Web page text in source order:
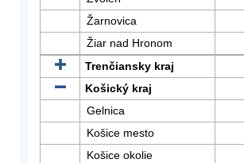
Žarnovica
Žiar nad Hronom
Trenčiansky kraj
Košický kraj
Gelnica
Košice mesto
Košice okolie